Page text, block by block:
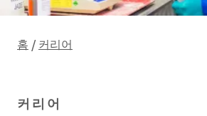
홈 / 커리어
커리어